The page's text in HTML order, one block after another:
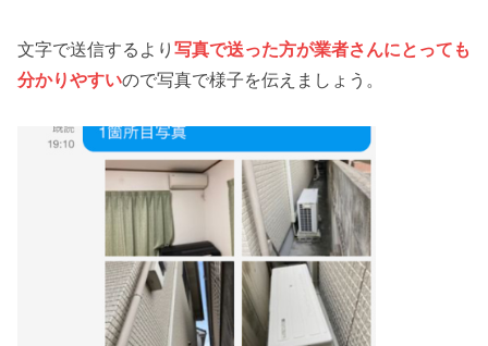
文字で送信するより 写真で送った方が業者さんにとっても
分かりやすいので写真で様子を伝えましょう。